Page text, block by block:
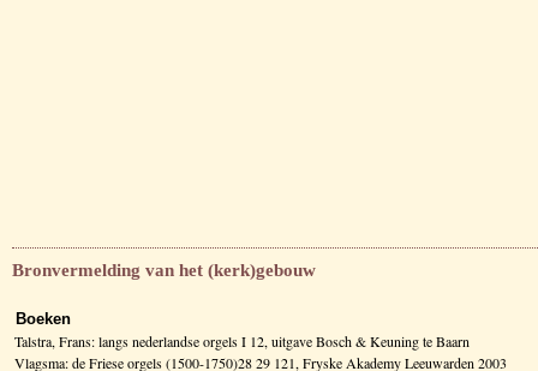
Bronvermelding van het (kerk)gebouw
Boeken
Talstra, Frans: langs nederlandse orgels I 12, uitgave Bosch & Keuning te Baarn
Vlagsma: de Friese orgels (1500-1750)28 29 121, Fryske Akademy Leeuwarden 2003